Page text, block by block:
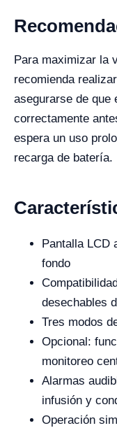
Para maximizar la
recomienda
asegurarse de que
correctamente
espera un uso
recarga de batería.
Pantalla LCD
fondo
desechables
Tres modos
Opcional:
monitoreo
Alarmas
infusión y
Operación